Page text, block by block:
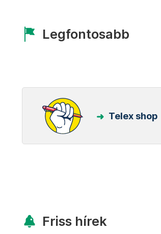
Legfontosabb
Telex shop
Friss hírek